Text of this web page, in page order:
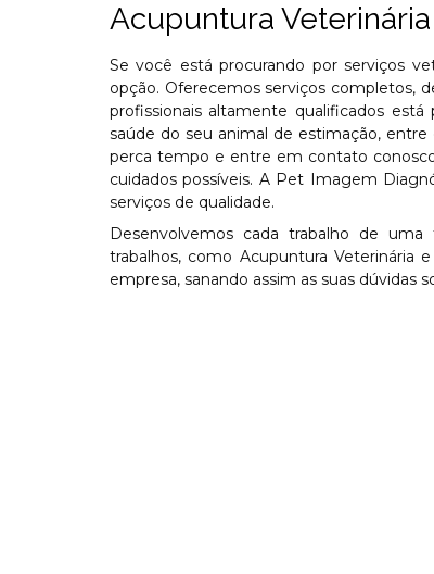
Acupuntura Veterinária
Se você está procurando por serviços
opção. Oferecemos serviços completos,
profissionais altamente qualificados
saúde do seu animal de estimação,
perca tempo e entre em contato
cuidados possíveis. A Pet Imagem
serviços de qualidade.
Desenvolvemos cada trabalho de
trabalhos, como Acupuntura Veterinária
empresa, sanando assim as suas dúvidas